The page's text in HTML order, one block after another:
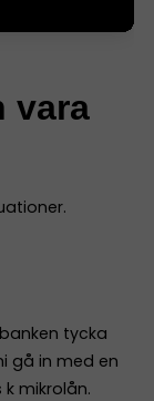
vara
tycka
gå in med en
mikrolån.